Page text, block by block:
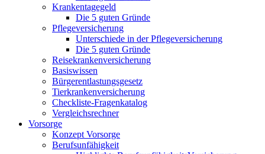
Krankentagegeld
Die 5 guten Gründe
Pflegeversicherung
Unterschiede in der Pflegeversicherung
Die 5 guten Gründe
Reisekrankenversicherung
Basiswissen
Bürgerentlastungsgesetz
Tierkrankenversicherung
Checkliste-Fragenkatalog
Vergleichsrechner
Vorsorge
Konzept Vorsorge
Berufsunfähigkeit